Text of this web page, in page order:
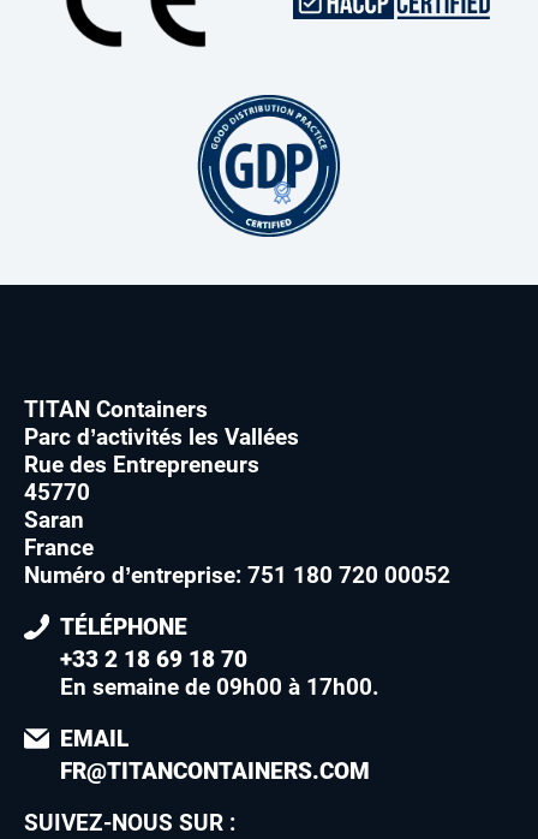
TITAN Containers
Parc d’activités les Vallées
Rue des Entrepreneurs
45770
Saran
France
Numéro d’entreprise: 751 180 720 00052
TÉLÉPHONE
+33 2 18 69 18 70
En semaine de 09h00 à 17h00.
EMAIL
FR@TITANCONTAINERS.COM
SUIVEZ-NOUS SUR :